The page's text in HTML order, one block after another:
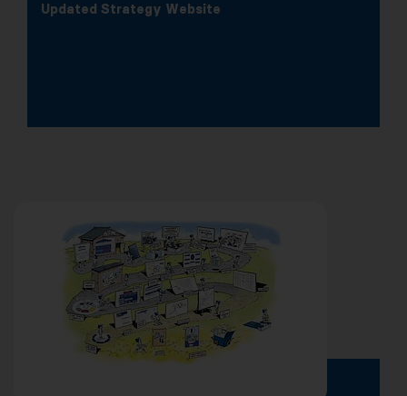
Updated Strategy Website